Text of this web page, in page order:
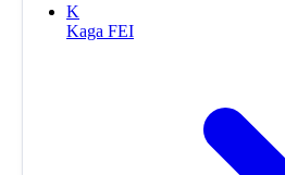
K
Kaga FEI